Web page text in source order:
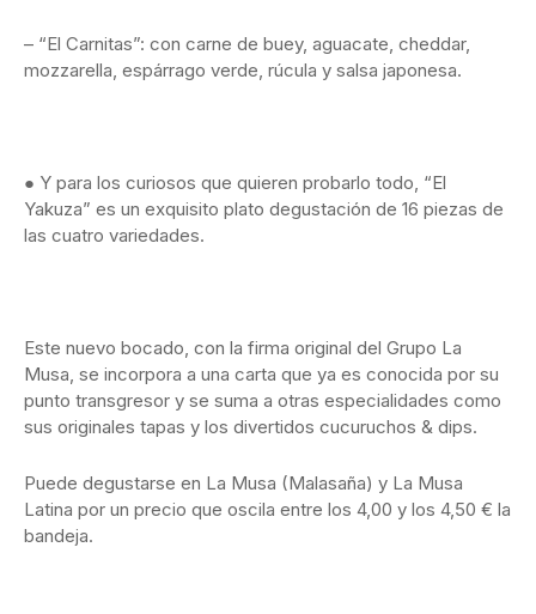
– “El Carnitas”: con carne de buey, aguacate, cheddar,
mozzarella, espárrago verde, rúcula y salsa japonesa.
● Y para los curiosos que quieren probarlo todo, “El
Yakuza” es un exquisito plato degustación de 16 piezas de
las cuatro variedades.
Este nuevo bocado, con la firma original del Grupo La
Musa, se incorpora a una carta que ya es conocida por su
punto transgresor y se suma a otras especialidades como
sus originales tapas y los divertidos cucuruchos & dips.
Puede degustarse en La Musa (Malasaña) y La Musa
Latina por un precio que oscila entre los 4,00 y los 4,50 € la
bandeja.